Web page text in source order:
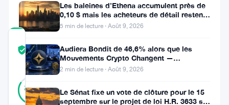
TRUST
SCORE
Vérifié
84%
RÉEL
Les baleines d’Ethena accumulent près de
0,10 $ mais les acheteurs de détail restent
à l’écart
5 min de lecture · Août 9, 2026
Audiera Bondit de 46,6% alors que les
Mouvements Crypto Changent —
Mouvements Quotidiens 9 Août
2 min de lecture · Août 9, 2026
Le Sénat fixe un vote de clôture pour le 15
septembre sur le projet de loi H.R. 3633 sur